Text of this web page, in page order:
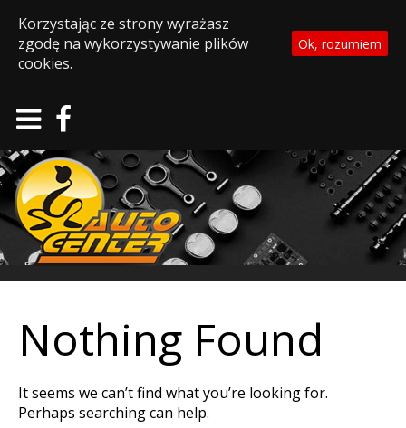
Nothing Found
It seems we can’t find what you’re looking for.
Perhaps searching can help.
Korzystając ze strony wyrażasz
zgodę na wykorzystywanie plików
cookies.
Ok, rozumiem